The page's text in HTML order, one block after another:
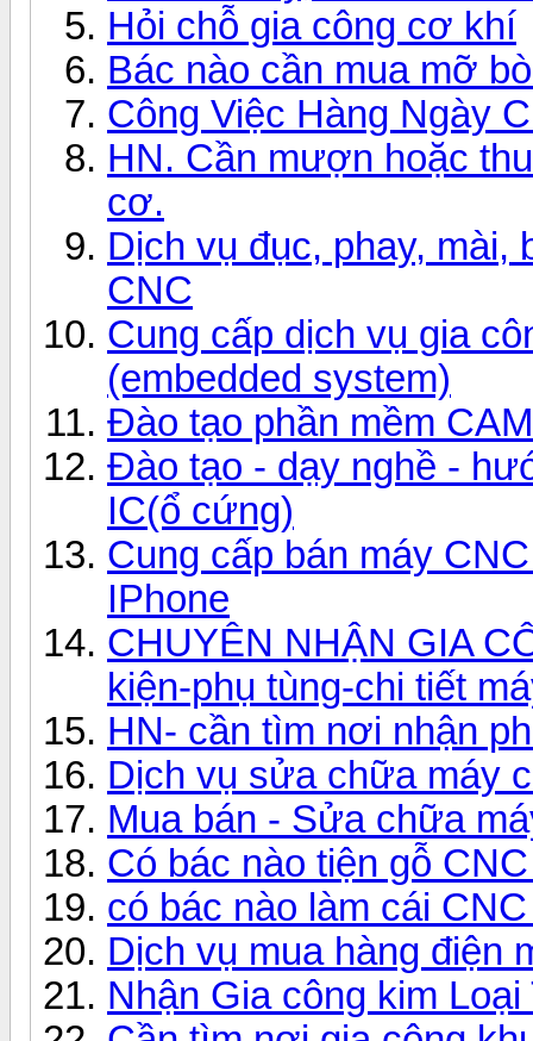
Hỏi chỗ gia công cơ khí
Bác nào cần mua mỡ
Công Việc Hàng Ngày
HN. Cần mượn hoặc
cơ.
Dịch vụ đục, phay, mài,
CNC
Cung cấp dịch vụ gia
(embedded system)
Đào tạo phần mềm
Đào tạo - dạy nghề -
IC(ổ cứng)
Cung cấp bán máy
IPhone
CHUYÊN NHẬN GIA
kiện-phụ tùng-chi tiết
HN- cần tìm nơi nhận
Dịch vụ sửa chữa máy
Mua bán - Sửa chữa
Có bác nào tiện gỗ
có bác nào làm cái
Dịch vụ mua hàng điện
Nhận Gia công kim